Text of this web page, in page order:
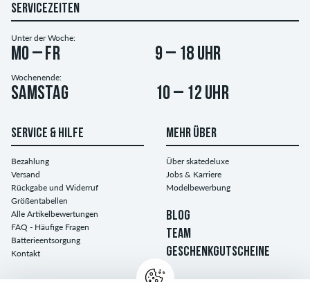
SERVICEZEITEN
Unter der Woche:
Mo – Fr 9 – 18 Uhr
Wochenende:
Samstag 10 – 12 Uhr
SERVICE & HILFE
Bezahlung
Versand
Rückgabe und Widerruf
Größentabellen
Alle Artikelbewertungen
FAQ - Häufige Fragen
Batterieentsorgung
Kontakt
MEHR ÜBER
Über skatedeluxe
Jobs & Karriere
Modelbewerbung
BLOG
TEAM
GESCHENKGUTSCHEINE